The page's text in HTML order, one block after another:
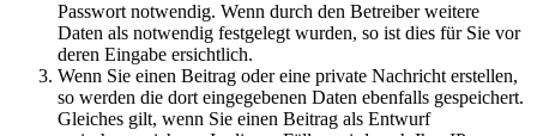
Passwort notwendig. Wenn durch den Betreiber weitere
Daten als notwendig festgelegt wurden, so ist dies für Sie vor
deren Eingabe ersichtlich.
Wenn Sie einen Beitrag oder eine private Nachricht erstellen,
so werden die dort eingegebenen Daten ebenfalls gespeichert.
Gleiches gilt, wenn Sie einen Beitrag als Entwurf